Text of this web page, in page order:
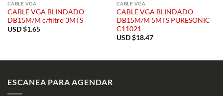
CABLE VGA
CABLE VGA BLINDADO
DB15M/M c/filtro 3MTS
USD $1.65
CABLE VGA
CABLE VGA BLINDADO
DB15M/M 5MTS PURESONIC
C11021
USD $18.47
ESCANEA PARA AGENDAR